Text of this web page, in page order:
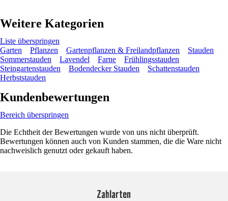
Weitere Kategorien
Liste überspringen
Garten
Pflanzen Gartenpflanzen & Freilandpflanzen
Stauden
Sommerstauden
Lavendel Farne
Frühlingsstauden
Steingartenstauden
Bodendecker Stauden
Schattenstauden
Herbststauden
Kundenbewertungen
Bereich überspringen
Die Echtheit der Bewertungen wurde von uns nicht überprüft.
Bewertungen können auch von Kunden stammen, die die Ware nicht
nachweislich genutzt oder gekauft haben.
Zahlarten